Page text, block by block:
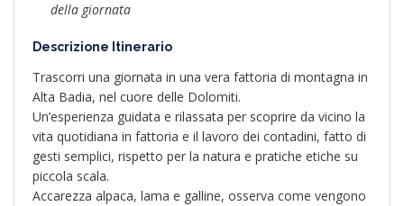
della giornata
Descrizione Itinerario
Trascorri una giornata in una vera fattoria di montagna in
Alta Badia, nel cuore delle Dolomiti.
Un’esperienza guidata e rilassata per scoprire da vicino la
vita quotidiana in fattoria e il lavoro dei contadini, fatto di
gesti semplici, rispetto per la natura e pratiche etiche su
piccola scala.
Accarezza alpaca, lama e galline, osserva come vengono